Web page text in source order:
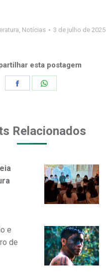
Notícias 3 de julho de 2025
esta postagem
Share
Relacionados
e
de